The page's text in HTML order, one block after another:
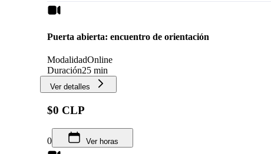
Puerta abierta: encuentro de orientación
ModalidadOnline
Duración25 min
Ver detalles
$0 CLP
0 Ver horas